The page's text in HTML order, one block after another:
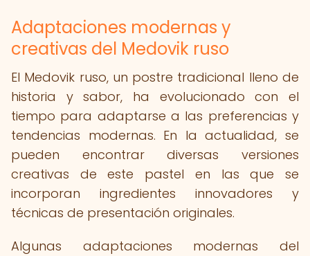
Adaptaciones modernas y
creativas del Medovik ruso
El Medovik ruso, un postre tradicional lleno de
historia y sabor, ha evolucionado con el
tiempo para adaptarse a las preferencias y
tendencias modernas. En la actualidad, se
pueden encontrar diversas versiones
creativas de este pastel en las que se
incorporan ingredientes innovadores y
técnicas de presentación originales.
Algunas adaptaciones modernas del